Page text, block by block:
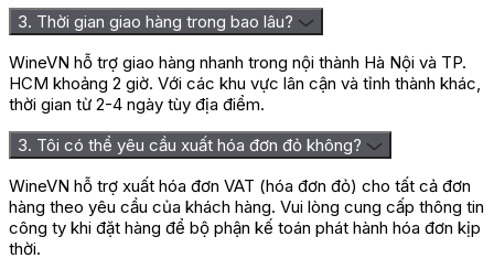
3. Thời gian giao hàng trong bao lâu?
WineVN hỗ trợ giao hàng nhanh trong nội thành Hà Nội và TP.
HCM khoảng 2 giờ. Với các khu vực lân cận và tỉnh thành khác,
thời gian từ 2-4 ngày tùy địa điểm.
3. Tôi có thể yêu cầu xuất hóa đơn đỏ không?
WineVN hỗ trợ xuất hóa đơn VAT (hóa đơn đỏ) cho tất cả đơn
hàng theo yêu cầu của khách hàng. Vui lòng cung cấp thông tin
công ty khi đặt hàng để bộ phận kế toán phát hành hóa đơn kịp
thời.